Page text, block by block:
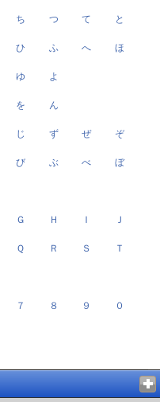
ち つ て と
ひ ふ へ ほ
ゆ よ
を ん
じ ず ぜ ぞ
び ぶ べ ぼ
Ｇ Ｈ Ｉ Ｊ
Ｑ Ｒ Ｓ Ｔ
７ ８ ９ ０